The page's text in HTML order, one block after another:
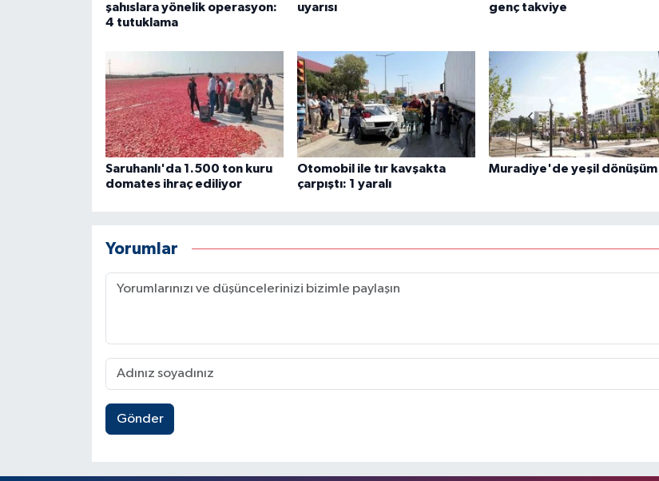
şahıslara yönelik operasyon:
4 tutuklama
uyarısı
genç takviye
Saruhanlı'da 1.500 ton kuru
domates ihraç ediliyor
Otomobil ile tır kavşakta
çarpıştı: 1 yaralı
Muradiye'de yeşil dönüşüm
Yorumlar
Gönder